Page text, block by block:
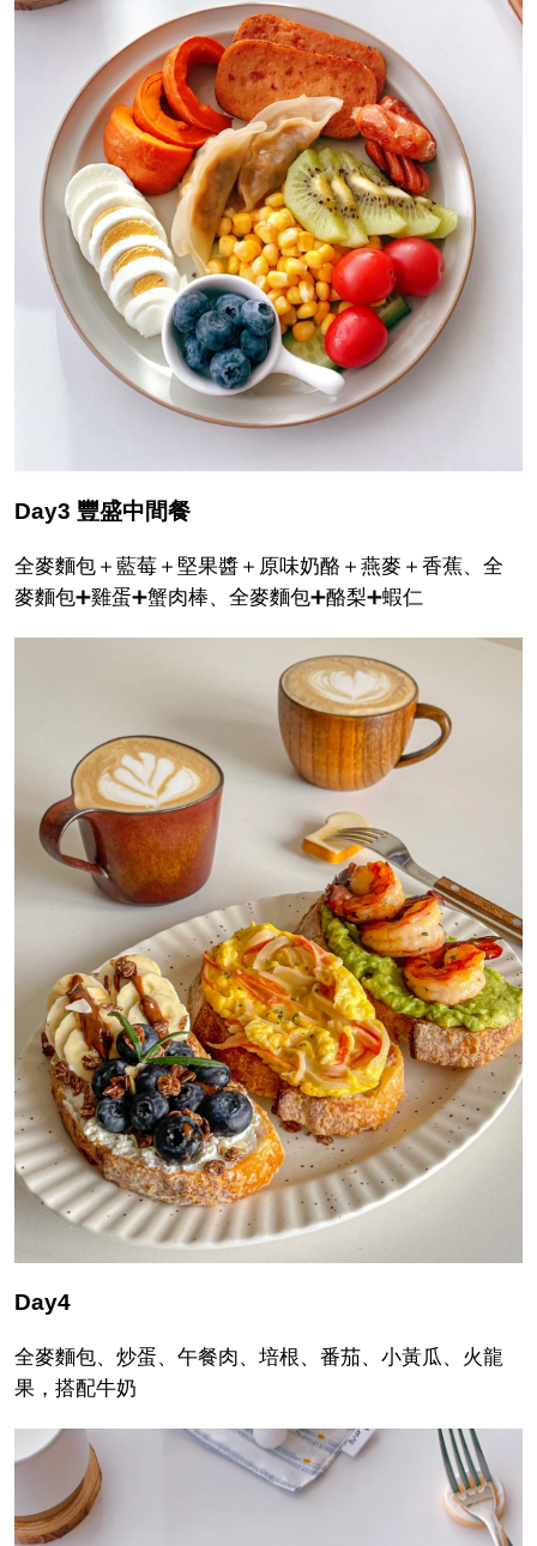
Day3 豐盛中間餐
全麥麵包＋藍莓＋堅果醬＋原味奶酪＋燕麥＋香蕉、全
麥麵包➕雞蛋➕蟹肉棒、全麥麵包➕酪梨➕蝦仁
Day4
全麥麵包、炒蛋、午餐肉、培根、番茄、小黃瓜、火龍
果，搭配牛奶